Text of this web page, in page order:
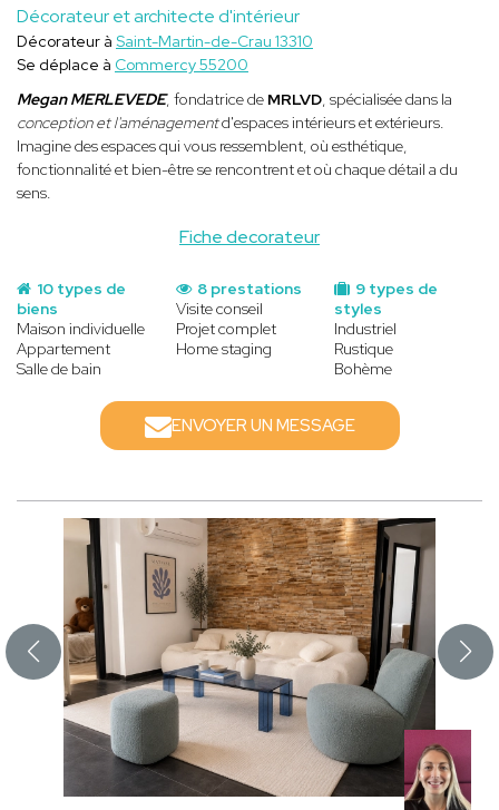
Décorateur et architecte d'intérieur
Fiche decorateur
Décorateur à Saint-Martin-de-Crau 13310
Se déplace à Commercy 55200
Megan MERLEVEDE, fondatrice de MRLVD , spécialisée dans la
conception et l'aménagementd'espaces intérieurs et extérieurs.
Imagine des espaces qui vous ressemblent, où esthétique,
fonctionnalité et bien-être se rencontrent et où chaque détail a du
sens.
10 types de
biens
Maison individuelle
Appartement
Salle de bain
9 types de
styles
Industriel
Rustique
Bohème
8 prestations
Visite conseil
Projet complet
Home staging
ENVOYER UN MESSAGE